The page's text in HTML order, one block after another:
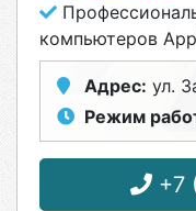
компьютеров
Адрес: ул.
Режим
+7